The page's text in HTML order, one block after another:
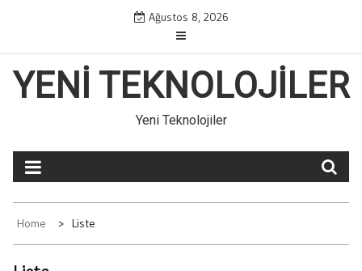
Ağustos 8, 2026
YENI TEKNOLOJILER
Yeni Teknolojiler
Home Liste